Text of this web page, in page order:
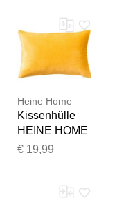
Baumwolle,
100%
Baumwolle,
Kissenbezüge,
Heine Home
Kissenhülle
HEINE HOME
Gr. 1, gelb
€ 19,99